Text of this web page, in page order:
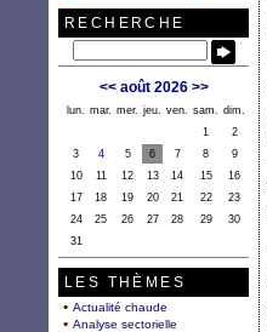
RECHERCHE
<< août 2026 >>
lun. mar. mer. jeu. ven. sam.
dim.
1
2
3
4 5 6 7 8
9
10
11 12 13 14 15
16
17
18 19 20 21 22
23
24
25 26 27 28 29
30
31
LES THÈMES
Actualité chaude
Analyse sectorielle